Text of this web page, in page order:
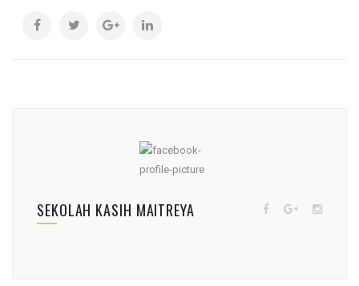
SEKOLAH KASIH MAITREYA